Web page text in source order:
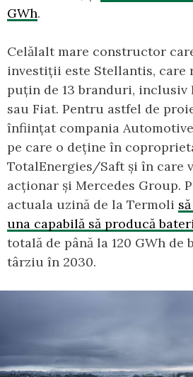
GWh.
Celălalt mare constructor
investiții este Stellantis, care
puțin de 13 branduri, inclusiv
sau Fiat. Pentru astfel de
înființat compania
pe care o deține în
TotalEnergies/Saft și în care
acționar și Mercedes Group.
actuala uzină de la Termoli
una capabilă să producă
totală de până la 120 GWh de
târziu în 2030.